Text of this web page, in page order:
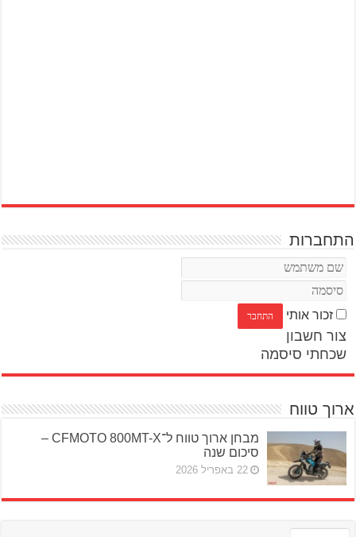
התחברות
זכור אותי
צור חשבון
שכחתי סיסמה
ארוך טווח
מבחן ארוך טווח ל־CFMOTO 800MT-X –
סיכום שנה
22 באפריל 2026